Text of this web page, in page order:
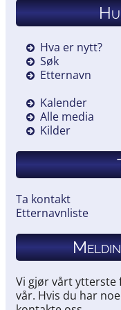
Hva er nytt?
Søk
Etternavn
Kalender
Alle media
Kilder
Ta kontakt
Etternavnliste
Vi gjør vårt ytterste
vår. Hvis du har